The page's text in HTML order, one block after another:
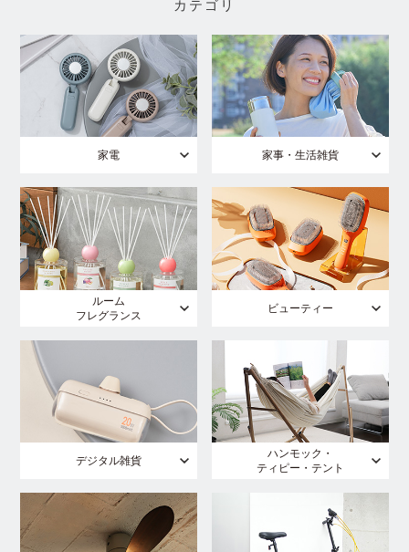
カテゴリ
家電 家事・生活雑貨
ルーム
フレグランス
ビューティー
デジタル雑貨
ハンモック・
ティピー・テント